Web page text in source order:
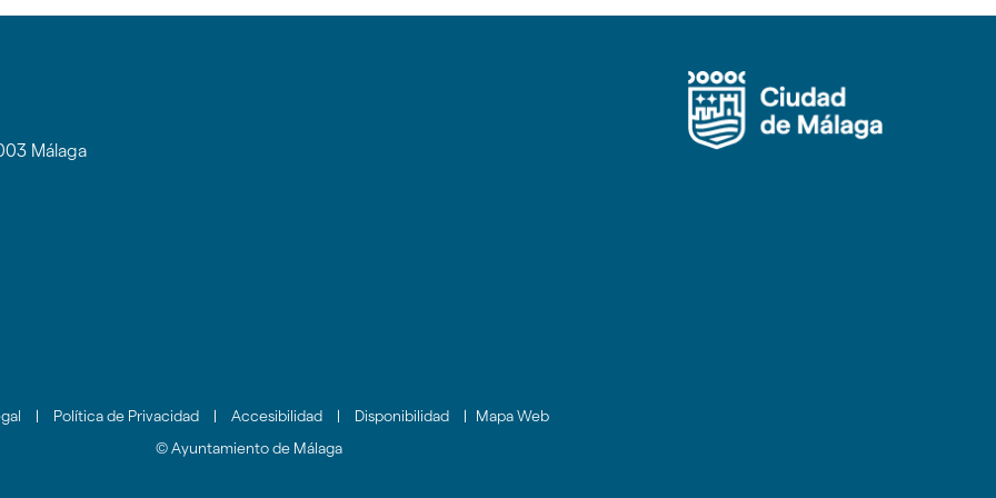
Málaga
| Política de Privacidad | Accesibilidad | Disponibilidad |
Mapa Web
© Ayuntamiento de Málaga